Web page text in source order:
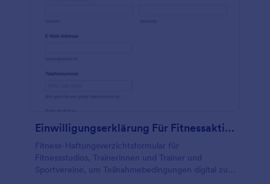
Einwilligungserklärung Für Fitnessaktivitäten
Fitness-Haftungsverzichtsformular für
Fitnessstudios, Trainerinnen und Trainer und
Sportvereine, um Teilnahmebedingungen digital zu